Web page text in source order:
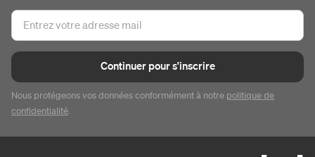
Continuer pour s'inscrire
Nous protégeons vos données conformément à notre politique de
confidentialité.